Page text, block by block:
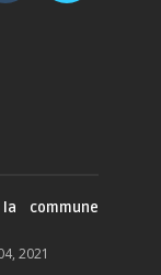
commune
2021